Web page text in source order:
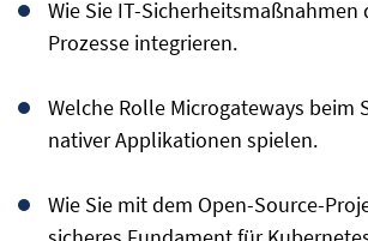
Wie Sie IT-Sicherheitsmaßnahmen
Prozesse integrieren.
Welche Rolle Microgateways beim
nativer Applikationen spielen.
Wie Sie mit dem Open-Source-